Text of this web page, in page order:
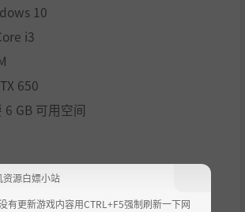
10
i3
650
6 GB 可用空间
10
i5 8th Gen
资源白嫖小站
有更新游戏内容用CTRL+F5强制刷新一下网